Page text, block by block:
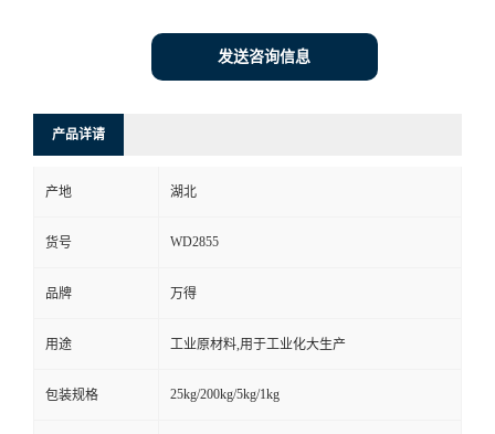
发送咨询信息
产品详请
产地 湖北
货号 WD2855
品牌 万得
用途 工业原材料,用于工业化大生产
包装规格 25kg/200kg/5kg/1kg